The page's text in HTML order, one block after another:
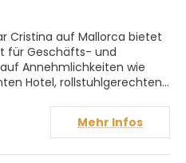
Cristina auf Mallorca bietet
für Geschäfts- und
Annehmlichkeiten wie
Hotel, rollstuhlgerechten
kostenlosen
ein separates Wohnzimmer
Freizeiteinrichtungen
Mehr Infos